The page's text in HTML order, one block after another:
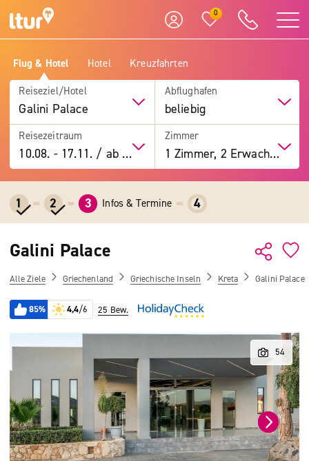
0
Flug & Hotel Hotel Kreuzfahrten
Reiseziel/Hotel
Galini Palace
Abflughafen
beliebig
Reisezeitraum
10.08. -17.11. / ab 7 Tage
Zimmer
1 Zimmer, 2 Erwachsene
1 2 3 Infos & Termine 4
Galini Palace
Alle Ziele Griechenland Griechische Inseln Kreta Galini Palace
85% 4,4/6 25 Bew.